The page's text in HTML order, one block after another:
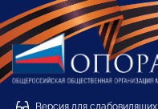
Версия для слабовидящих